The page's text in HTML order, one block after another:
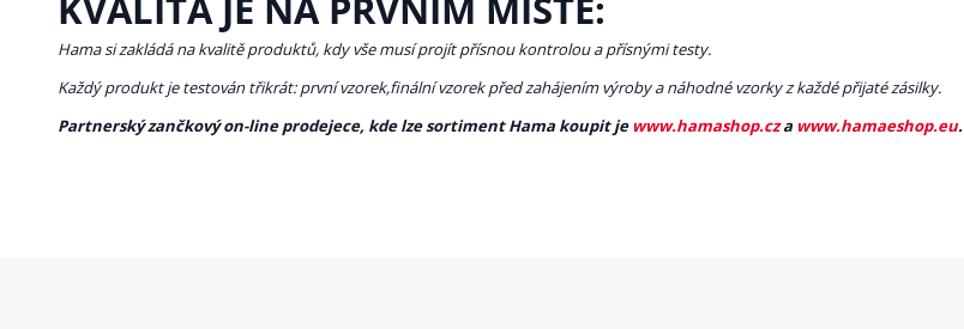
KVALITA JE NA PRVNÍM MÍSTĚ:
Hama si zakládá na kvalitě produktů, kdy vše musí projít přísnou kontrolou a přísnými testy.
Každý produkt je testován třikrát: první vzorek,finální vzorek před zahájením výroby a náhodné vzorky z každé přijaté zásilky.
Partnerský zančkový on-line prodejece, kde lze sortiment Hama koupit je www.hamashop.cza www.hamaeshop.eu.